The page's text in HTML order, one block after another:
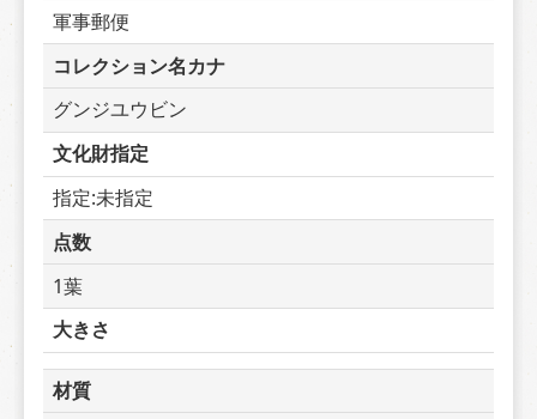
軍事郵便
コレクション名カナ
グンジユウビン
文化財指定
指定:未指定
点数
1葉
大きさ
材質